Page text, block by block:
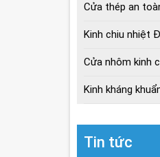
Cửa thép an
Kinh chiu nhiệt
Cửa nhôm kinh
Kinh kháng
Tin tức